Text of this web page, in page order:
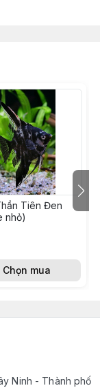
Tiên Đen
nhỏ)
Chọn mua
Ninh - Thành phố